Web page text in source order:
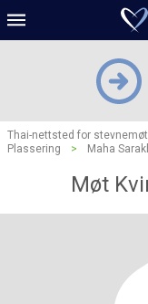
Thai-nettsted for
Plassering
> Maha
Møt